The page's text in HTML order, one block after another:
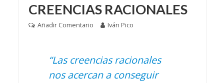
CREENCIAS RACIONALES
Añadir Comentario Iván Pico
“Las creencias racionales
nos acercan a conseguir